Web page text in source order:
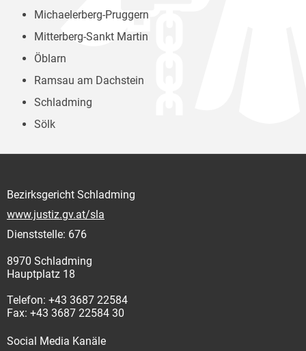
Michaelerberg-Pruggern
Mitterberg-Sankt Martin
Öblarn
Ramsau am Dachstein
Schladming
Sölk
Bezirksgericht Schladming
www.justiz.gv.at/sla
Dienststelle: 676
8970 Schladming
Hauptplatz 18
Telefon: +43 3687 22584
Fax: +43 3687 22584 30
Social Media Kanäle